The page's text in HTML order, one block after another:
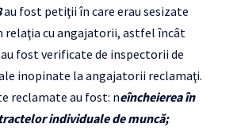
au fost petiţii în care erau sesizate
cu angajatorii, astfel încât
fost verificate de inspectorii de
inopinate la angajatorii reclamaţi.
reclamate au fost: neîncheierea în
individuale de muncă;